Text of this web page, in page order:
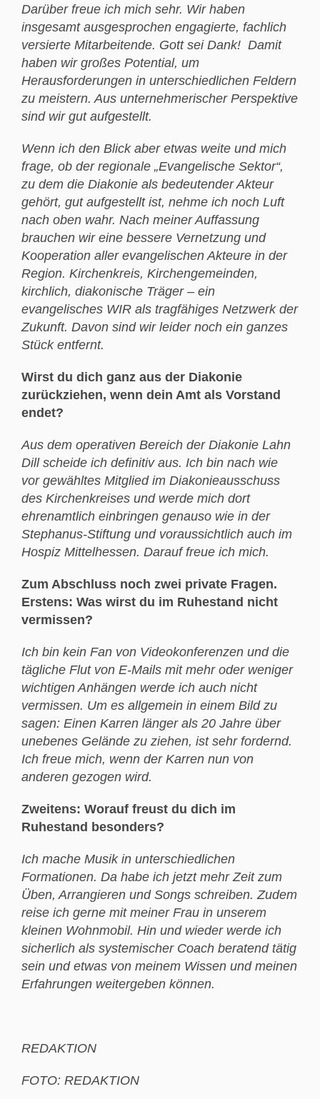
Darüber freue ich mich sehr. Wir haben
insgesamt ausgesprochen engagierte, fachlich
versierte Mitarbeitende. Gott sei Dank! Damit
haben wir großes Potential, um
Herausforderungen in unterschiedlichen Feldern
zu meistern. Aus unternehmerischer Perspektive
sind wir gut aufgestellt.
Wenn ich den Blick aber etwas weite und mich
frage, ob der regionale „Evangelische Sektor“,
zu dem die Diakonie als bedeutender Akteur
gehört, gut aufgestellt ist, nehme ich noch Luft
nach oben wahr. Nach meiner Auffassung
brauchen wir eine bessere Vernetzung und
Kooperation aller evangelischen Akteure in der
Region. Kirchenkreis, Kirchengemeinden,
kirchlich, diakonische Träger – ein
evangelisches WIR als tragfähiges Netzwerk der
Zukunft. Davon sind wir leider noch ein ganzes
Stück entfernt.
Wirst du dich ganz aus der Diakonie
zurückziehen, wenn dein Amt als Vorstand
endet?
Aus dem operativen Bereich der Diakonie Lahn
Dill scheide ich definitiv aus. Ich bin nach wie
vor gewähltes Mitglied im Diakonieausschuss
des Kirchenkreises und werde mich dort
ehrenamtlich einbringen genauso wie in der
Stephanus-Stiftung und voraussichtlich auch im
Hospiz Mittelhessen. Darauf freue ich mich.
Zum Abschluss noch zwei private Fragen.
Erstens: Was wirst du im Ruhestand nicht
vermissen?
Ich bin kein Fan von Videokonferenzen und die
tägliche Flut von E-Mails mit mehr oder weniger
wichtigen Anhängen werde ich auch nicht
vermissen. Um es allgemein in einem Bild zu
sagen: Einen Karren länger als 20 Jahre über
unebenes Gelände zu ziehen, ist sehr fordernd.
Ich freue mich, wenn der Karren nun von
anderen gezogen wird.
Zweitens: Worauf freust du dich im
Ruhestand besonders?
Ich mache Musik in unterschiedlichen
Formationen. Da habe ich jetzt mehr Zeit zum
Üben, Arrangieren und Songs schreiben. Zudem
reise ich gerne mit meiner Frau in unserem
kleinen Wohnmobil. Hin und wieder werde ich
sicherlich als systemischer Coach beratend tätig
sein und etwas von meinem Wissen und meinen
Erfahrungen weitergeben können.
REDAKTION
FOTO: REDAKTION